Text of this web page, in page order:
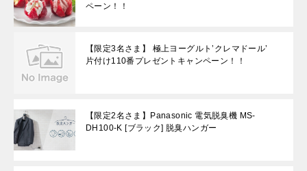
ペーン！！
【限定3名さま】 極上ヨーグルト’クレマドール’
片付け110番プレゼントキャンペーン！！
【限定2名さま】Panasonic 電気脱臭機 MS-
DH100-K [ブラック] 脱臭ハンガー